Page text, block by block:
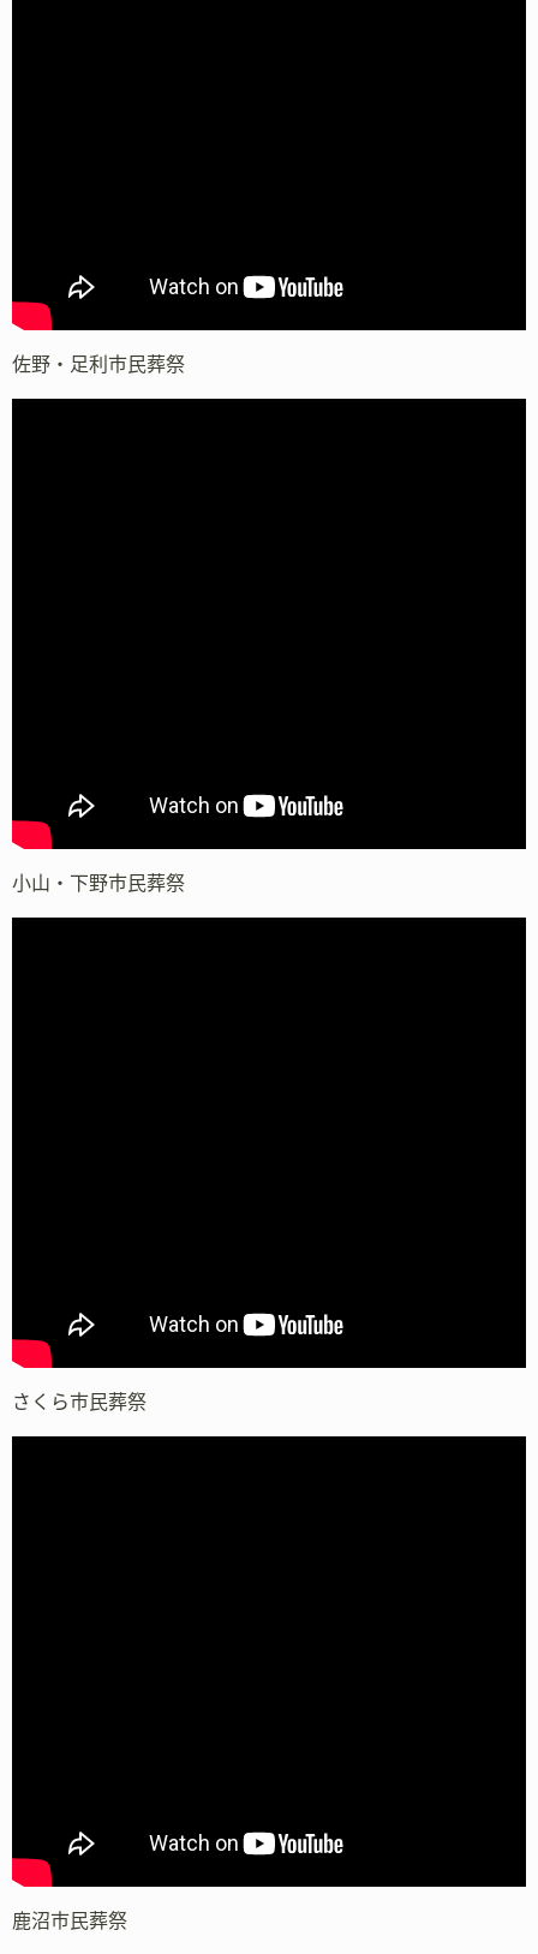
佐野・足利市民葬祭
小山・下野市民葬祭
さくら市民葬祭
鹿沼市民葬祭